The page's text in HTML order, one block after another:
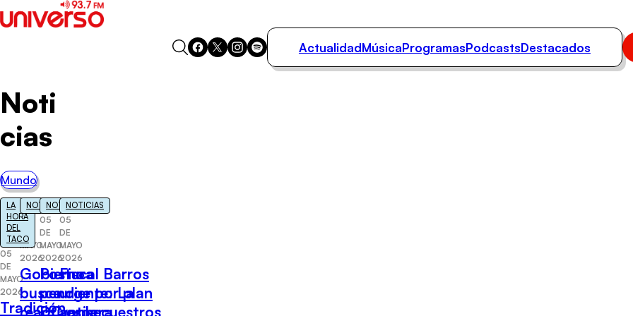
ActualidadMúsicaProgramasPodcastsDestacados
Noti
cias
Mundo
LA
HORA
DEL
TACO
05
DE
MAYO
2026
Tradición
NOTICIAS
05
DE
MAYO
2026
Gobierno
busca
reactivar la
NOTICIAS
05
DE
MAYO
2026
Postura
pendiente: La
DC espera
NOTICIAS
05
DE
MAYO
2026
Fiscal Barros
urge por plan
antisecuestros